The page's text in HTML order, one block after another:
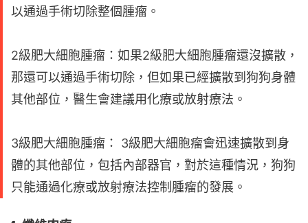
以通過手術切除整個腫瘤。
2級肥大細胞腫瘤：如果2級肥大細胞腫瘤還沒擴散，
那還可以通過手術切除，但如果已經擴散到狗狗身體
其他部位，醫生會建議用化療或放射療法。
3級肥大細胞腫瘤： 3級肥大細胞瘤會迅速擴散到身
體的其他部位，包括內部器官，對於這種情況，狗狗
只能通過化療或放射療法控制腫瘤的發展。